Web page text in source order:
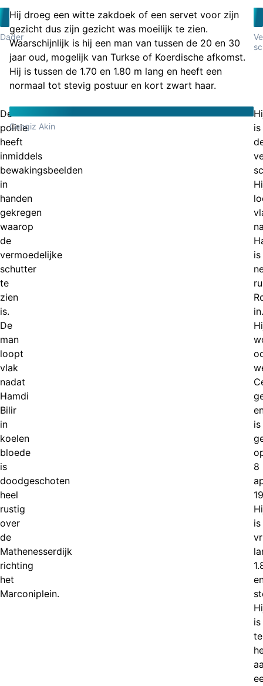
Dader
Hij droeg een witte zakdoek of een servet voor zijn
gezicht dus zijn gezicht was moeilijk te zien.
Waarschijnlijk is hij een man van tussen de 20 en 30
jaar oud, mogelijk van Turkse of Koerdische afkomst.
Hij is tussen de 1.70 en 1.80 m lang en heeft een
normaal tot stevig postuur en kort zwart haar.
De
politie
heeft
inmiddels
bewakingsbeelden
in
handen
gekregen
waarop
de
vermoedelijke
schutter
te
zien
is.
De
man
loopt
vlak
nadat
Hamdi
Bilir
in
koelen
bloede
is
doodgeschoten
heel
rustig
over
de
Mathenesserdijk
richting
het
Marconiplein.
Cengiz Akin
is
is
in.
is
8
is
is
te